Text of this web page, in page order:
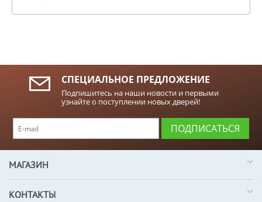
СПЕЦИАЛЬНОЕ ПРЕДЛОЖЕНИЕ
Подпишитесь на наши новости и первыми
узнайте о поступлении новых дверей!
ПОДПИСАТЬСЯ
МАГАЗИН
КОНТАКТЫ